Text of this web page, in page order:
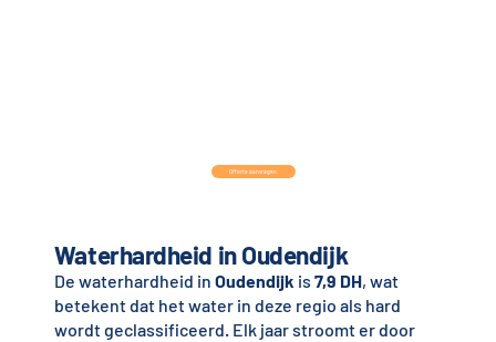
Waterhardheid in Oudendijk
De waterhardheid in Oudendijk is 7,9 DH, wat
betekent dat het water in deze regio als hard
wordt geclassificeerd. Elk jaar stroomt er door
Offerte aanvragen